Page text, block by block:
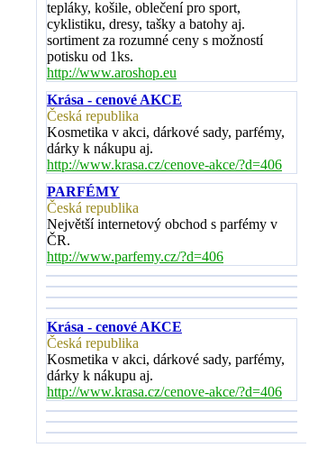
tepláky, košile, oblečení pro sport,
cyklistiku, dresy, tašky a batohy aj.
sortiment za rozumné ceny s možností
potisku od 1ks.
http://www.aroshop.eu
Krása - cenové AKCE
Česká republika
Kosmetika v akci, dárkové sady, parfémy,
dárky k nákupu aj.
http://www.krasa.cz/cenove-akce/?d=406
PARFÉMY
Česká republika
Největší internetový obchod s parfémy v
ČR.
http://www.parfemy.cz/?d=406
Krása - cenové AKCE
Česká republika
Kosmetika v akci, dárkové sady, parfémy,
dárky k nákupu aj.
http://www.krasa.cz/cenove-akce/?d=406